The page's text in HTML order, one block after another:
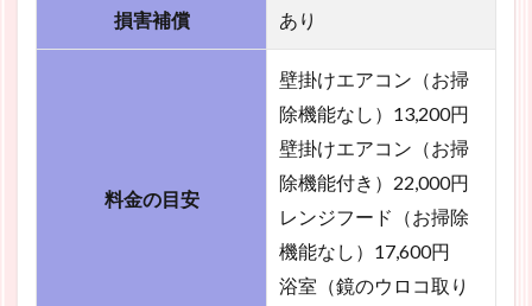
損害補償 あり
料金の目安
壁掛けエアコン（お掃
除機能なし）13,200円
壁掛けエアコン（お掃
除機能付き）22,000円
レンジフード（お掃除
機能なし）17,600円
浴室（鏡のウロコ取り